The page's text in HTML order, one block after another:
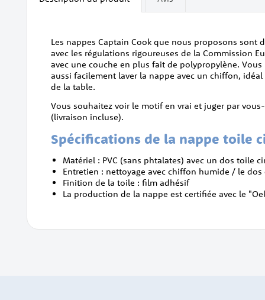
galleryLes nappes Captain Cook que nous proposons sont
avec les régulations rigoureuses de la Commission
avec une couche en plus fait de polypropylène.
aussi facilement laver la nappe avec un chiffon,
de la table.
Vous souhaitez voir le motif en vrai et juger par
(livraison incluse).
Spécifications de la nappe toile
Matériel : PVC (sans phtalates) avec un dos toile
Entretien : nettoyage avec chiffon humide / le
Finition de la toile : film adhésif
La production de la nappe est certifiée avec le